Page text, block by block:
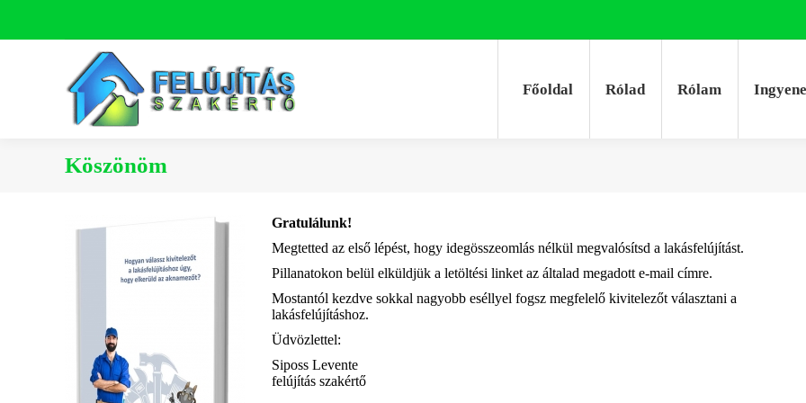
Főoldal Rólad Rólam
Köszönöm
Gratulálunk!
Megtetted az első lépést, hogy idegösszeomlás nélkül megvalósítsd a lakásfelújítást.
Pillanatokon belül elküldjük a letöltési linket az általad megadott e-mail címre.
Mostantól kezdve sokkal nagyobb eséllyel fogsz megfelelő kivitelezőt választani a
lakásfelújításhoz.
Üdvözlettel:
Siposs Levente
felújítás szakértő